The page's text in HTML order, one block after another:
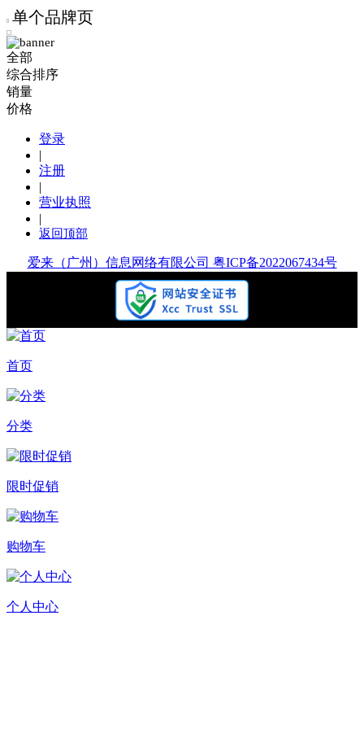
单个品牌页
全部
综合排序
销量
价格
登录
|
注册
|
营业执照
|
返回顶部
爱来（广州）信息网络有限公司 粤ICP备2022067434号
首页
分类
限时促销
购物车
个人中心